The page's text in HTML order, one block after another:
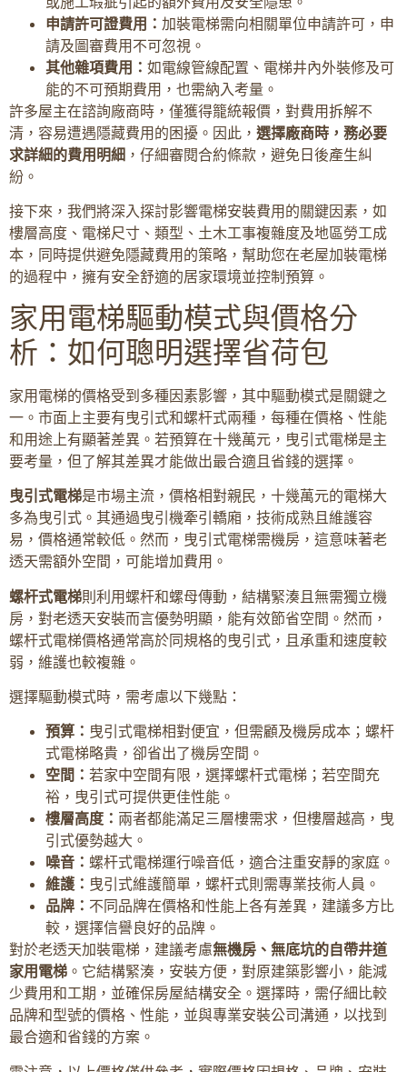
申請許可證費用： 加裝電梯需向相關單位申請許可，申
請及圖審費用不可忽視。
其他雜項費用： 如電線管線配置、電梯井內外裝修及可
能的不可預期費用，也需納入考量。
許多屋主在諮詢廠商時，僅獲得籠統報價，對費用拆解不
清，容易遭遇隱藏費用的困擾。因此， 選擇廠商時，務必要
求詳細的費用明細 ，仔細審閱合約條款，避免日後產生糾
紛。
接下來，我們將深入探討影響電梯安裝費用的關鍵因素，如
樓層高度、電梯尺寸、類型、土木工事複雜度及地區勞工成
本，同時提供避免隱藏費用的策略，幫助您在老屋加裝電梯
的過程中，擁有安全舒適的居家環境並控制預算。
家用電梯驅動模式與價格分
析：如何聰明選擇省荷包
家用電梯的價格受到多種因素影響，其中驅動模式是關鍵之
一。市面上主要有曳引式和螺杆式兩種，每種在價格、性能
和用途上有顯著差異。若預算在十幾萬元，曳引式電梯是主
要考量，但了解其差異才能做出最合適且省錢的選擇。
曳引式電梯是市場主流，價格相對親民，十幾萬元的電梯大
多為曳引式。其通過曳引機牽引轎廂，技術成熟且維護容
易，價格通常較低。然而，曳引式電梯需機房，這意味著老
透天需額外空間，可能增加費用。
螺杆式電梯則利用螺杆和螺母傳動，結構緊湊且無需獨立機
房，對老透天安裝而言優勢明顯，能有效節省空間。然而，
螺杆式電梯價格通常高於同規格的曳引式，且承重和速度較
弱，維護也較複雜。
選擇驅動模式時，需考慮以下幾點：
預算： 曳引式電梯相對便宜，但需顧及機房成本；螺杆
式電梯略貴，卻省出了機房空間。
空間： 若家中空間有限，選擇螺杆式電梯；若空間充
裕，曳引式可提供更佳性能。
樓層高度： 兩者都能滿足三層樓需求，但樓層越高，曳
引式優勢越大。
噪音： 螺杆式電梯運行噪音低，適合注重安靜的家庭。
維護： 曳引式維護簡單，螺杆式則需專業技術人員。
品牌： 不同品牌在價格和性能上各有差異，建議多方比
較，選擇信譽良好的品牌。
對於老透天加裝電梯，建議考慮無機房、無底坑的自帶井道
家用電梯 。它結構緊湊，安裝方便，對原建築影響小，能減
少費用和工期，並確保房屋結構安全。選擇時，需仔細比較
品牌和型號的價格、性能，並與專業安裝公司溝通，以找到
最合適和省錢的方案。